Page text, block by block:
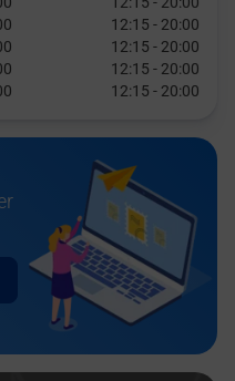
12:15 - 20:00
12:15 - 20:00
12:15 - 20:00
12:15 - 20:00